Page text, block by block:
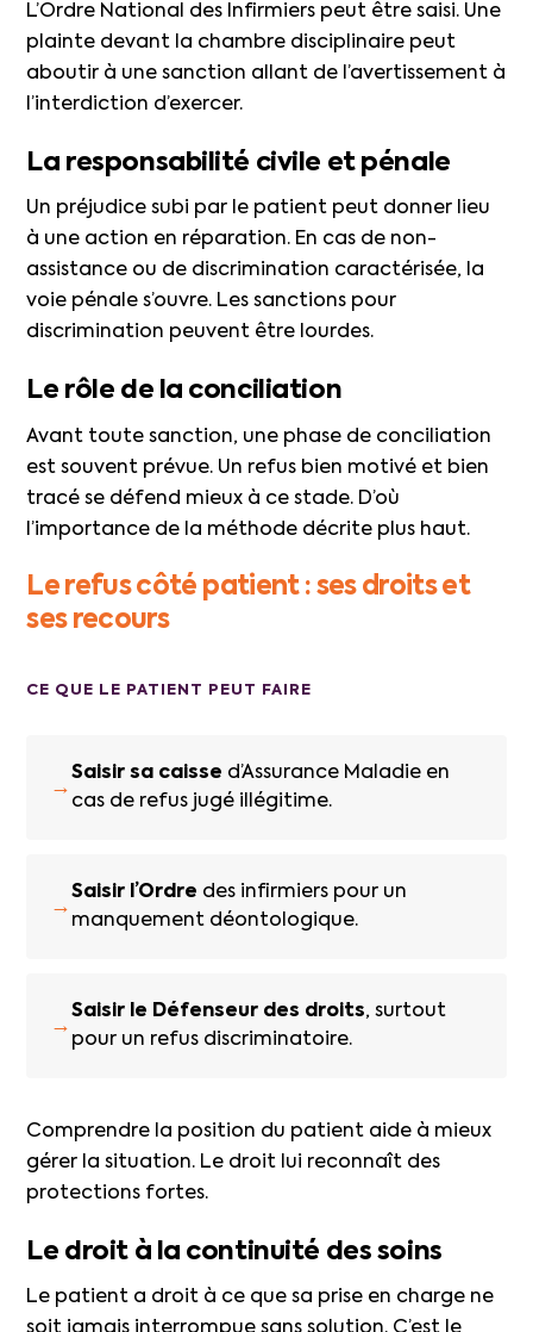
L’Ordre National des Infirmiers peut être saisi. Une
plainte devant la chambre disciplinaire peut
aboutir à une sanction allant de l’avertissement à
l’interdiction d’exercer.
La responsabilité civile et pénale
Un préjudice subi par le patient peut donner lieu
à une action en réparation. En cas de non-
assistance ou de discrimination caractérisée, la
voie pénale s’ouvre. Les sanctions pour
discrimination peuvent être lourdes.
Le rôle de la conciliation
Avant toute sanction, une phase de conciliation
est souvent prévue. Un refus bien motivé et bien
tracé se défend mieux à ce stade. D’où
l’importance de la méthode décrite plus haut.
Le refus côté patient : ses droits et
ses recours
CE QUE LE PATIENT PEUT FAIRE
→
Saisir sa caisse d’Assurance Maladie en
cas de refus jugé illégitime.
→
Saisir l’Ordre des infirmiers pour un
manquement déontologique.
→
Saisir le Défenseur des droits, surtout
pour un refus discriminatoire.
Comprendre la position du patient aide à mieux
gérer la situation. Le droit lui reconnaît des
protections fortes.
Le droit à la continuité des soins
Le patient a droit à ce que sa prise en charge ne